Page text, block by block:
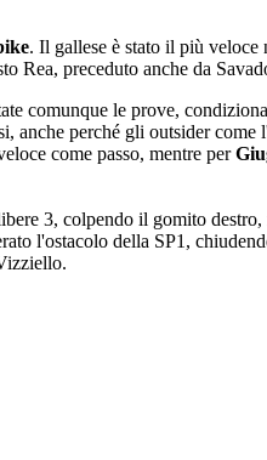
. Il gallese è stato il più
Rea, preceduto anche da
comunque le prove,
anche perché gli outsider come
come passo, mentre per
3, colpendo il gomito
l'ostacolo della SP1,